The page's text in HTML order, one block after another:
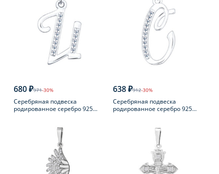
680 ₽971-30%
Серебряная подвеска
родированное серебро 925
638 ₽912-30%
Серебряная подвеска
родированное серебро 925